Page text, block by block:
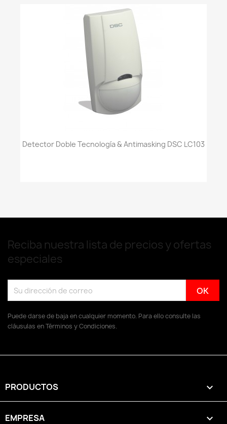
Detector Doble Tecnología & Antimasking DSC LC103
Reciba nuestra lista de precios y ofertas
especiales
Puede darse de baja en cualquier momento. Para ello consulte las
cláusulas en Términos y Condiciones.
PRODUCTOS 
EMPRESA 